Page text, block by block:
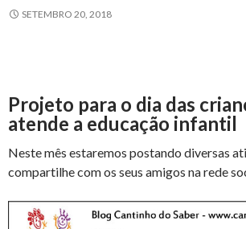
SETEMBRO 20, 2018
Projeto para o dia das
atende a educação infantil
Neste mês estaremos postando diversas
compartilhe com os seus amigos na rede